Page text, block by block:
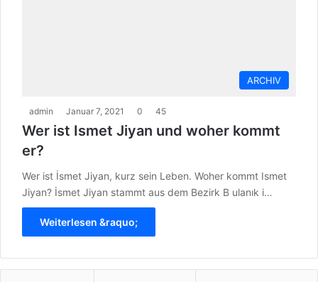
ARCHIV
admin Januar 7, 2021 0 45
Wer ist Ismet Jiyan und woher kommt
er?
Wer ist İsmet Jiyan, kurz sein Leben. Woher kommt Ismet
Jiyan? İsmet Jiyan stammt aus dem Bezirk B ulanık i…
Weiterlesen &raquo;